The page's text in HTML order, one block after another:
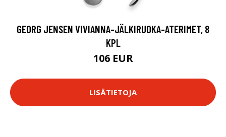
GEORG JENSEN VIVIANNA-JÄLKIRUOKA-ATERIMET, 8
KPL
106 EUR
LISÄTIETOJA